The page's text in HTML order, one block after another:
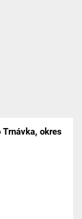
okres